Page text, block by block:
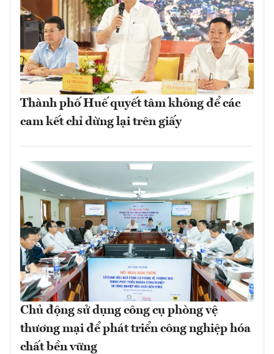
Thành phố Huế quyết tâm không để các
cam kết chỉ dừng lại trên giấy
Chủ động sử dụng công cụ phòng vệ
thương mại để phát triển công nghiệp hóa
chất bền vững